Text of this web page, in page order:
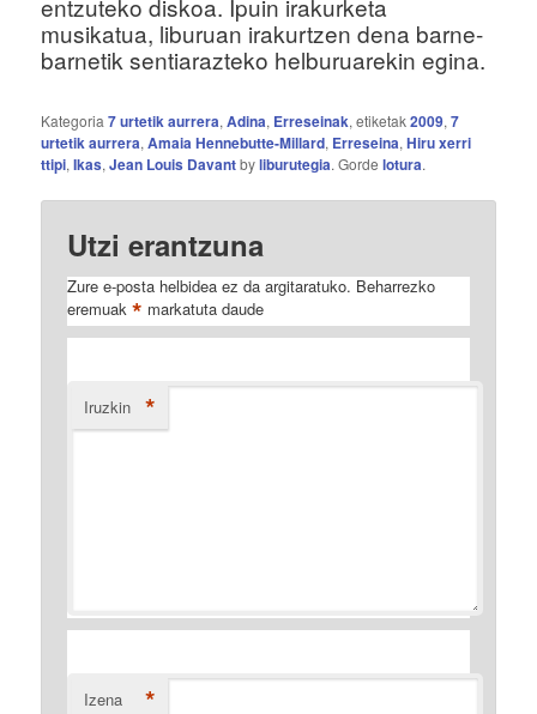
entzuteko diskoa. Ipuin irakurketa
musikatua, liburuan irakurtzen dena barne-
barnetik sentiarazteko helburuarekin egina.
Kategoria7 urtetik aurrera,Adina, Erreseinak, etiketak2009,7
urtetik aurrera,Amaia Hennebutte-Millard, Erreseina,Hiru xerri
ttipi,Ikas,Jean Louis Davantbyliburutegia. Gordelotura.
Utzi erantzuna
Zure e-posta helbidea ez da argitaratuko. Beharrezko
eremuak* markatuta daude
Iruzkin *
Izena *